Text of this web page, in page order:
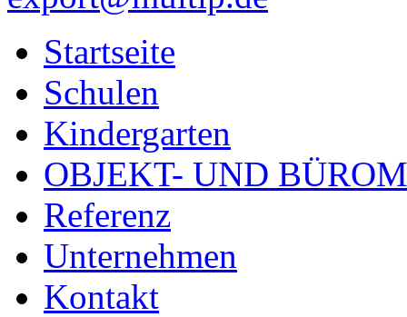
Startseite
Schulen
Kindergarten
OBJEKT- UND
Referenz
Unternehmen
Kontakt